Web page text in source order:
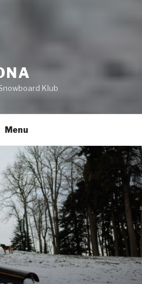
Klub
Menu